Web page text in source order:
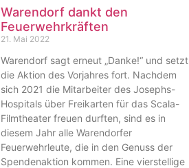
Warendorf dankt den
Feuerwehrkräften
21. Mai 2022
Warendorf sagt erneut „Danke!“ und setzt
die Aktion des Vorjahres fort. Nachdem
sich 2021 die Mitarbeiter des Josephs-
Hospitals über Freikarten für das Scala-
Filmtheater freuen durften, sind es in
diesem Jahr alle Warendorfer
Feuerwehrleute, die in den Genuss der
Spendenaktion kommen. Eine vierstellige